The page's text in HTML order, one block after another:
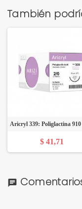
También
$ 41,71
chat